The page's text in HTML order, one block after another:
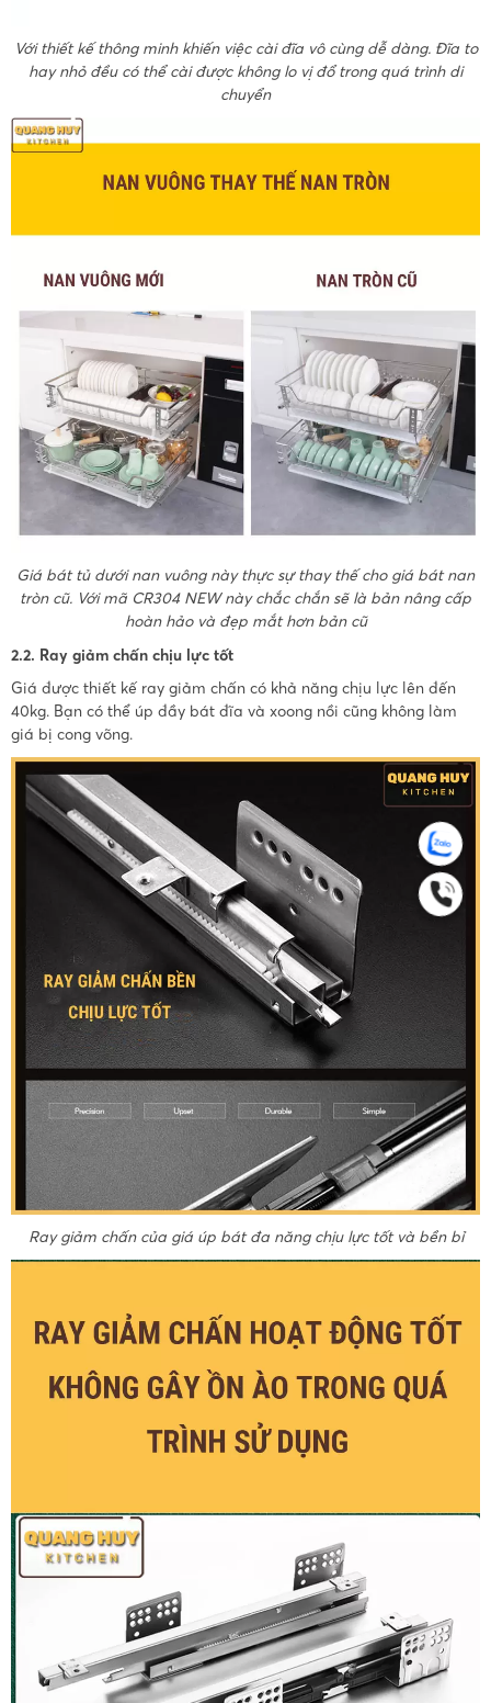
Với thiết kế thông minh khiến việc cài đĩa vô cùng dễ dàng. Đĩa to
hay nhỏ đều có thể cài được không lo vị đổ trong quá trình di
chuyển
Giá bát tủ dưới nan vuông này thực sự thay thế cho giá bát nan
tròn cũ. Với mã CR304 NEW này chắc chắn sẽ là bản nâng cấp
hoàn hảo và đẹp mắt hơn bản cũ
2.2. Ray giảm chấn chịu lực tốt
Giá được thiết kế ray giảm chấn có khả năng chịu lực lên đến
40kg. Bạn có thể úp đầy bát đĩa và xoong nồi cũng không làm
giá bị cong võng.
Ray giảm chấn của giá úp bát đa năng chịu lực tốt và bền bỉ